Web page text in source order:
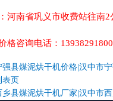
河南省巩义市收费站往南2
格咨询电话：13938291800
强县煤泥烘干机价格|汉中市
表页
乡县煤泥烘干机厂家|汉中市